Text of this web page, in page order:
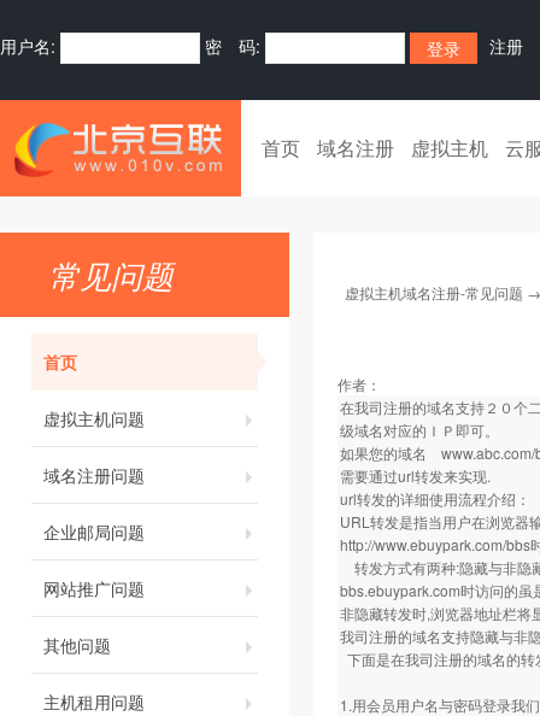
用户名: 密 码: 注册
首页 域名注册 虚拟主机 云
常见问题
首页
虚拟主机问题
域名注册问题
企业邮局问题
网站推广问题
其他问题
主机租用问题
虚拟主机域名注册-常见问题
作者：
在我司注册的域名支持２０个
级域名对应的ＩＰ即可。
如果您的域名 www.abc.com/
需要通过url转发来实现.
url转发的详细使用流程介绍：
URL转发是指当用户在浏览器
http://www.ebuypark.com/bbs
转发方式有两种:隐藏与非隐
bbs.ebuypark.com时访问的虽
非隐藏转发时,浏览器地址栏将
我司注册的域名支持隐藏与非
下面是在我司注册的域名的转
1.用会员用户名与密码登录我